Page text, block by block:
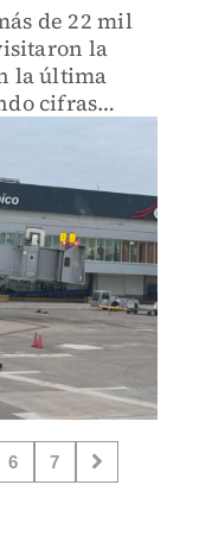
de 22 mil
la
la última
cifras
6 7